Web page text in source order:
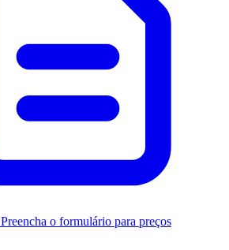
Preencha o formulário para preços